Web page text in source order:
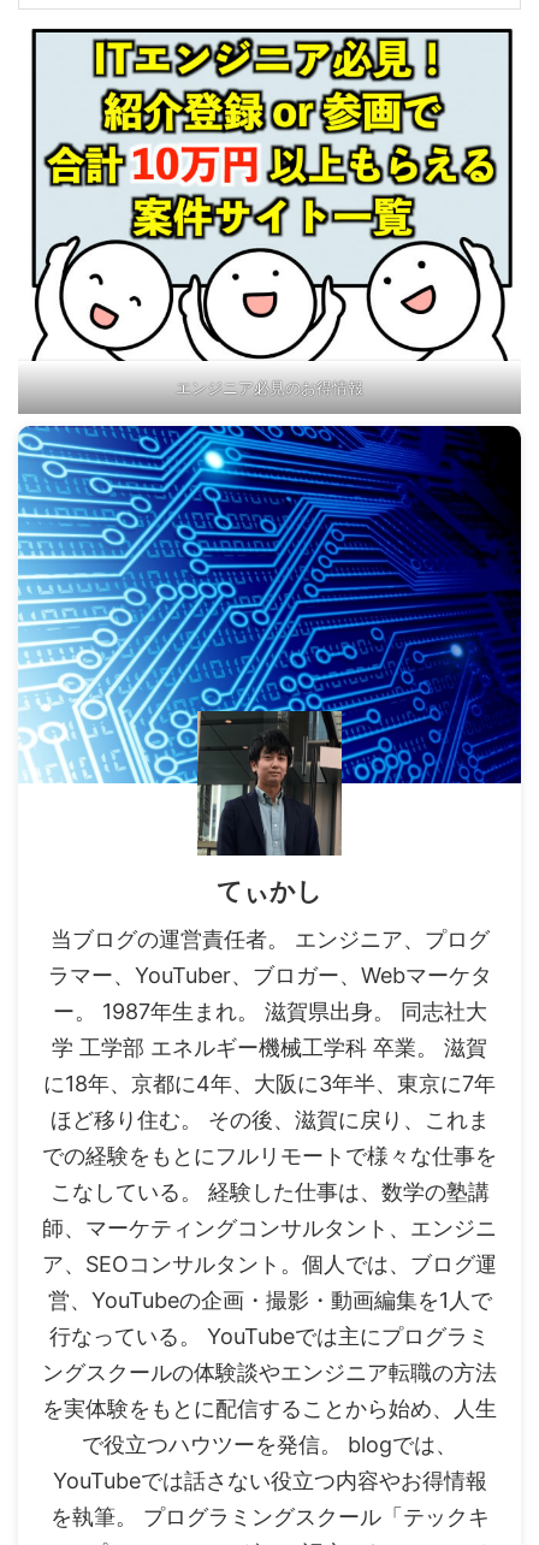
エンジニア必見のお得情報
てぃかし
当ブログの運営責任者。 エンジニア、プログ
ラマー、YouTuber、ブロガー、Webマーケタ
ー。 1987年生まれ。 滋賀県出身。 同志社大
学 工学部 エネルギー機械工学科 卒業。 滋賀
に18年、京都に4年、大阪に3年半、東京に7年
ほど移り住む。 その後、滋賀に戻り、これま
での経験をもとにフルリモートで様々な仕事を
こなしている。 経験した仕事は、数学の塾講
師、マーケティングコンサルタント、エンジニ
ア、SEOコンサルタント。個人では、ブログ運
営、YouTubeの企画・撮影・動画編集を1人で
行なっている。 YouTubeでは主にプログラミ
ングスクールの体験談やエンジニア転職の方法
を実体験をもとに配信することから始め、人生
で役立つハウツーを発信。 blogでは、
YouTubeでは話さない役立つ内容やお得情報
を執筆。 プログラミングスクール「テックキ